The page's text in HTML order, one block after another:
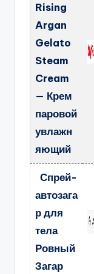
Rising
Argan
Gelato
Steam
Cream
— Крем
паровой
увлажн
яющий
Спрей-
автозага
р для
тела
Ровный
Загар